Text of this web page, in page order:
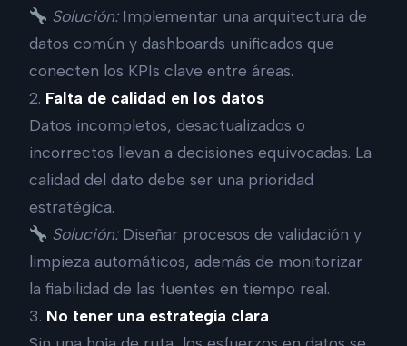
Solución:Implementar una arquitectura de
datos común y dashboards unificados que
conecten los KPIs clave entre áreas.
2. Falta de calidad en los datos
Datos incompletos, desactualizados o
incorrectos llevan a decisiones equivocadas. La
calidad del dato debe ser una prioridad
estratégica.
Solución:Diseñar procesos de validación y
limpieza automáticos, además de monitorizar
la fiabilidad de las fuentes en tiempo real.
3. No tener una estrategia clara